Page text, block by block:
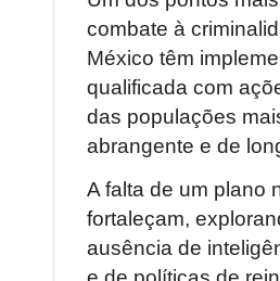
combate à
México têm
qualificada com
das populações
abrangente e de
A falta de um plano
fortaleçam,
ausência de